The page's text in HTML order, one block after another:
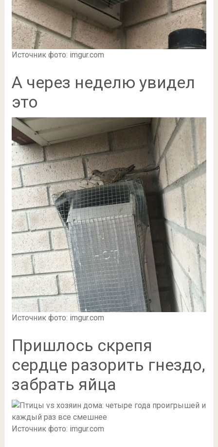
Источник фото: imgur.com
А через неделю увидел
это
Источник фото: imgur.com
Пришлось скрепя
сердце разорить гнездо,
забрать яйца
Источник фото: imgur.com